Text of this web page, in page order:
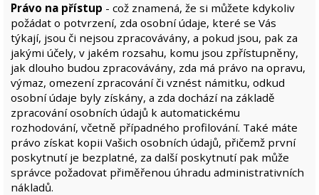
Právo na přístup - což znamená, že si můžete kdykoliv
požádat o potvrzení, zda osobní údaje, které se Vás
týkají, jsou či nejsou zpracovávány, a pokud jsou, pak za
jakými účely, v jakém rozsahu, komu jsou zpřístupněny,
jak dlouho budou zpracovávány, zda má právo na opravu,
výmaz, omezení zpracování či vznést námitku, odkud
osobní údaje byly získány, a zda dochází na základě
zpracování osobních údajů k automatickému
rozhodování, včetně případného profilování. Také máte
právo získat kopii Vašich osobních údajů, přičemž první
poskytnutí je bezplatné, za další poskytnutí pak může
správce požadovat přiměřenou úhradu administrativních
nákladů.